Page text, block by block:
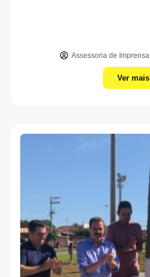
Assessoria de Imprensa
Ver mais